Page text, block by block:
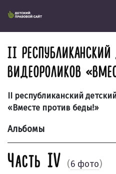
II РЕСПУБЛИКАНСКИЙ
ВИДЕОРОЛИКОВ
II республиканский
«Вместе против беды!»
Альбомы
Часть IV (6 фото)